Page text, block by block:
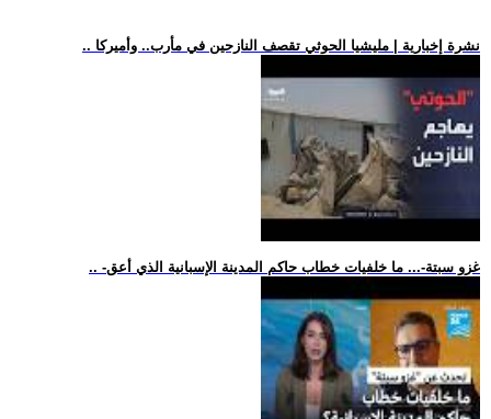
.. نشرة إخبارية | مليشيا الحوثي تقصف النازحين في مأرب.. وأميركا
.. -غزو سبتة-... ما خلفيات خطاب حاكم المدينة الإسبانية الذي أعق